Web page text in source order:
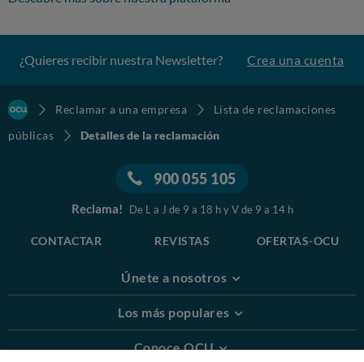
¿Quieres recibir nuestra Newsletter? Crea una cuenta
Reclamar a una empresa
Lista de reclamaciones
públicas
Detalles de la reclamación
900 055 105
Reclama! De L a J de 9 a 18 h y V de 9 a 14 h
CONTACTAR REVISTAS OFERTAS-OCU
Únete a nosotros
Los más populares
Conoce OCU